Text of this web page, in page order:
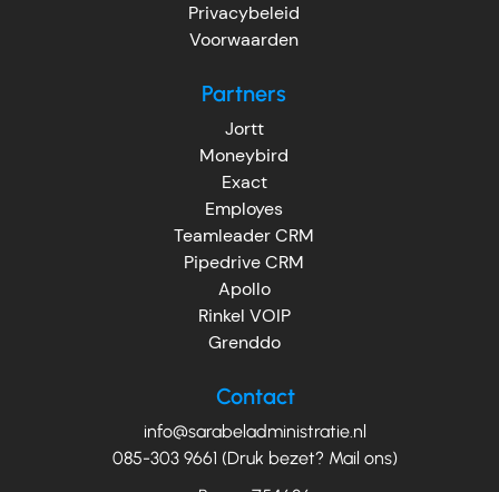
Privacybeleid
Voorwaarden
Partners
Jortt
Moneybird
Exact
Employes
Teamleader CRM
Pipedrive CRM
Apollo
Rinkel VOIP
Grenddo
Contact
info@sarabeladministratie.nl
085-303 9661 (Druk bezet? Mail ons)